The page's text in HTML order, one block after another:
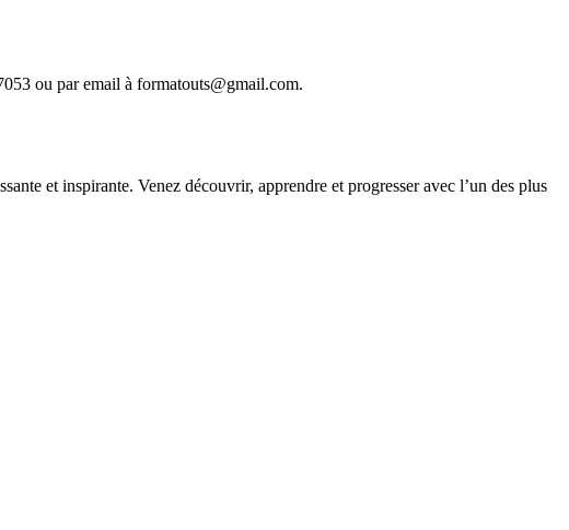
ou par email à formatouts@gmail.com.
et inspirante. Venez découvrir, apprendre et progresser avec l’un des plus